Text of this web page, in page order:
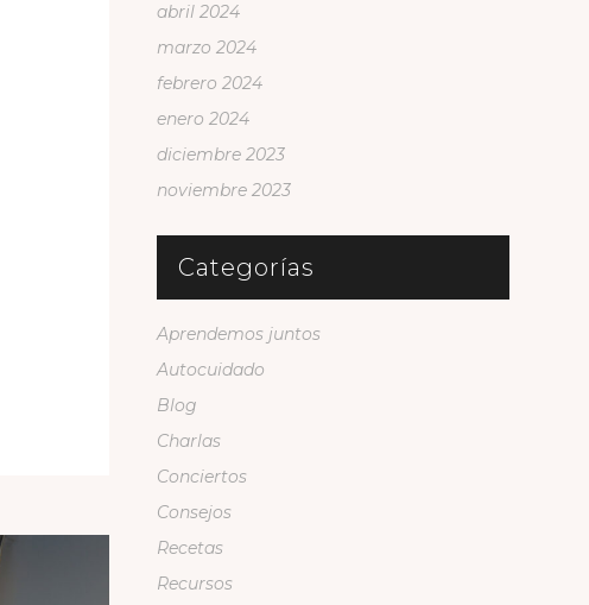
abril 2024
marzo 2024
febrero 2024
enero 2024
diciembre 2023
noviembre 2023
Categorías
Aprendemos juntos
Autocuidado
Blog
Charlas
Conciertos
Consejos
Recetas
Recursos